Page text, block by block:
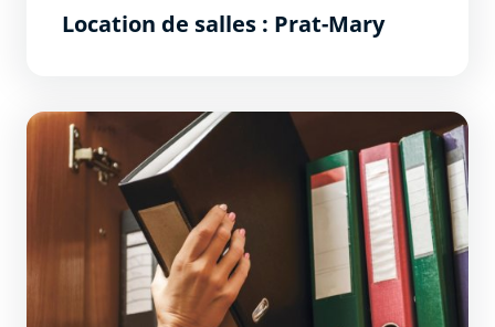
Location de salles : Prat-Mary
Location de salles : Joë Bousquet